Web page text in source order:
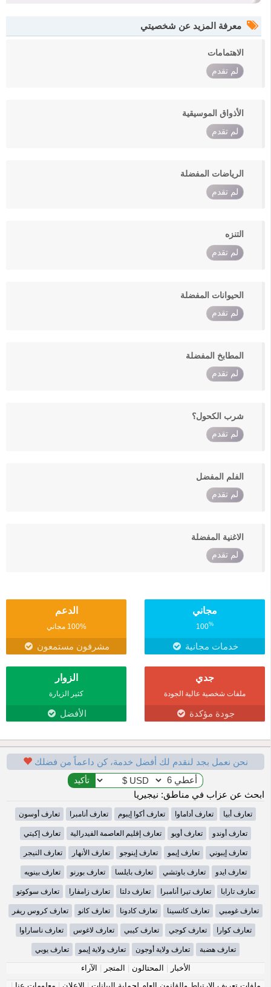
معرفة المزيد عن شخصيتي
الاهتمامات
لم تقدم
الأذواق الموسيقية
لم تقدم
الرياضات المفضلة
لم تقدم
التنزه
لم تقدم
الحيوانات المفضلة
لم تقدم
المطابخ المفضلة
لم تقدم
شرب الكحول؟
لم تقدم
الفلم المفضل
لم تقدم
الاغنية المفضلة
لم تقدم
مجاني
100%
خدمات مجانية
الدعم
100% مجاني
مشرفون مستمعون
جدي
ملفات شخصية عالية الجودة
جودة مؤكدة
الزوار
كثير الزيارة
الأفضل
نحن نعمل بجد لنقدم لك أفضل خدمة، كن داعماً من فضلك
ابحث عن عزاب في مناطق: نيجيريا
تعارف أبيا تعارف أداماوا تعارف أكوا إيبوم تعارف أنامبرا تعارف أوسون
تعارف أوندو تعارف أويو تعارف إقليم العاصمة الفيدرالية تعارف إكيتي
تعارف إيبوني تعارف إيمو تعارف إينوجو تعارف الأنهار تعارف النيجر
تعارف ايدو تعارف باوتشي تعارف بايلسا تعارف بورنو تعارف بينويه
تعارف تارابا تعارف تيرا أنامبرا تعارف دلتا تعارف زامفارا تعارف سوكوتو
تعارف غومبي تعارف كاتسينا تعارف كادونا تعارف كانو تعارف كروس ريفر
تعارف كوارا تعارف كوجي تعارف كيبي تعارف لاغوس تعارف ناساراوا
تعارف هضبة تعارف ولاية أوجون تعارف ولاية إيمو تعارف يوبي
الأخبار | المحتالون | المتجر | الآراء